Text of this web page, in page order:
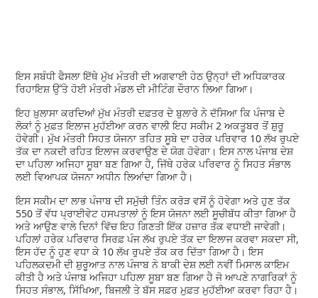
ਇਸ ਸਬੰਧੀ ਫੈਸਲਾ ਇੱਥੇ ਮੁੱਖ ਮੰਤਰੀ ਦੀ ਅਗਵਾਈ ਹੇਠ ਉਨ੍ਹਾਂ ਦੀ ਅਧਿਕਾਰਕ
ਰਿਹਾਇਸ਼ ਉੱਤੇ ਹੋਈ ਮੰਤਰੀ ਮੰਡਲ ਦੀ ਮੀਟਿੰਗ ਦੌਰਾਨ ਲਿਆ ਗਿਆ।
ਇਹ ਖ਼ੁਲਾਸਾ ਕਰਦਿਆਂ ਮੁੱਖ ਮੰਤਰੀ ਦਫ਼ਤਰ ਦੇ ਬੁਲਾਰੇ ਨੇ ਦੱਸਿਆ ਕਿ ਪੰਜਾਬ ਦੇ
ਲੋਕਾਂ ਨੂੰ ਮੁਫ਼ਤ ਇਲਾਜ ਮੁਹੱਈਆ ਕਰਨ ਵਾਲੀ ਇਹ ਸਕੀਮ 2 ਅਕਤੂਬਰ ਤੋਂ ਸ਼ੁਰੂ
ਹੋਵੇਗੀ। ਮੁੱਖ ਮੰਤਰੀ ਸਿਹਤ ਯੋਜਨਾ ਤਹਿਤ ਸੂਬੇ ਦਾ ਹਰੇਕ ਪਰਿਵਾਰ 10 ਲੱਖ ਰੁਪਏ
ਤੱਕ ਦਾ ਨਕਦੀ ਰਹਿਤ ਇਲਾਜ ਕਰਵਾਉਣ ਦੇ ਯੋਗ ਹੋਵੇਗਾ। ਇਸ ਨਾਲ ਪੰਜਾਬ ਦੇਸ਼
ਦਾ ਪਹਿਲਾ ਅਜਿਹਾ ਸੂਬਾ ਬਣ ਗਿਆ ਹੈ, ਜਿੱਥੇ ਹਰੇਕ ਪਰਿਵਾਰ ਨੂੰ ਸਿਹਤ ਸੰਭਾਲ
ਲਈ ਵਿਆਪਕ ਯੋਜਨਾ ਅਧੀਨ ਲਿਆਂਦਾ ਗਿਆ ਹੈ।
ਇਸ ਸਕੀਮ ਦਾ ਲਾਭ ਪੰਜਾਬ ਦੀ ਸਮੁੱਚੀ ਤਿੰਨ ਕਰੋੜ ਵਸੋਂ ਨੂੰ ਹੋਵੇਗਾ ਅਤੇ ਹੁਣ ਤੱਕ
550 ਤੋਂ ਵੱਧ ਪ੍ਰਾਈਵੇਟ ਹਸਪਤਾਲਾਂ ਨੂੰ ਇਸ ਯੋਜਨਾ ਲਈ ਸੂਚੀਬੱਧ ਕੀਤਾ ਗਿਆ ਹੈ
ਅਤੇ ਆਉਣ ਵਾਲੇ ਦਿਨਾਂ ਵਿੱਚ ਇਹ ਗਿਣਤੀ ਇੱਕ ਹਜ਼ਾਰ ਤੱਕ ਵਧਾਈ ਜਾਵੇਗੀ।
ਪਹਿਲਾਂ ਹਰੇਕ ਪਰਿਵਾਰ ਸਿਰਫ਼ ਪੰਜ ਲੱਖ ਰੁਪਏ ਤੱਕ ਦਾ ਇਲਾਜ ਕਰਵਾ ਸਕਦਾ ਸੀ,
ਇਸ ਹੱਦ ਨੂੰ ਹੁਣ ਵਧਾ ਕੇ 10 ਲੱਖ ਰੁਪਏ ਤੱਕ ਕਰ ਦਿੱਤਾ ਗਿਆ ਹੈ। ਇਸ
ਪਹਿਲਕਦਮੀ ਦੀ ਸ਼ੁਰੂਆਤ ਨਾਲ ਪੰਜਾਬ ਨੇ ਬਾਕੀ ਦੇਸ਼ ਲਈ ਨਵੀਂ ਮਿਸਾਲ ਕਾਇਮ
ਕੀਤੀ ਹੈ ਅਤੇ ਪੰਜਾਬ ਅਜਿਹਾ ਪਹਿਲਾ ਸੂਬਾ ਬਣ ਗਿਆ ਹੈ ਜੋ ਆਪਣੇ ਨਾਗਰਿਕਾਂ ਨੂੰ
ਸਿਹਤ ਸੰਭਾਲ, ਸਿੱਖਿਆ, ਬਿਜਲੀ ਤੇ ਬੱਸ ਸਫ਼ਰ ਮੁਫ਼ਤ ਮੁਹੱਈਆ ਕਰਵਾ ਰਿਹਾ ਹੈ।